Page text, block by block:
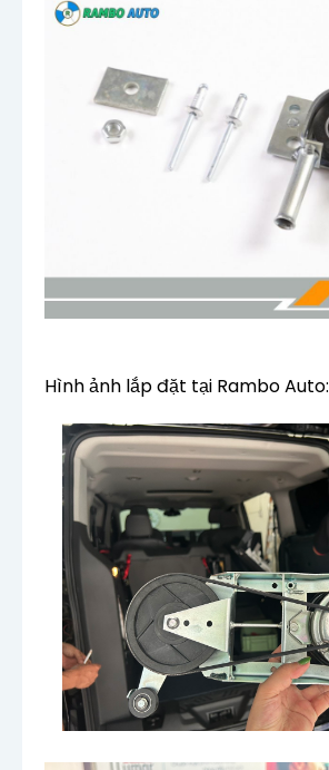
Hình ảnh lắp đặt tại Rambo Auto: